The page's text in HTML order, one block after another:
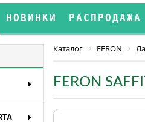
НОВИНКИ РАСПРОДАЖА
Каталог FERON
FERON